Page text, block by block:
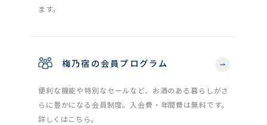
ます。
梅乃宿の会員プログラム
便利な機能や特別なセールなど、お酒のある暮らしがさ
らに豊かになる会員制度。入会費・年間費は無料です。
詳しくはこちら。